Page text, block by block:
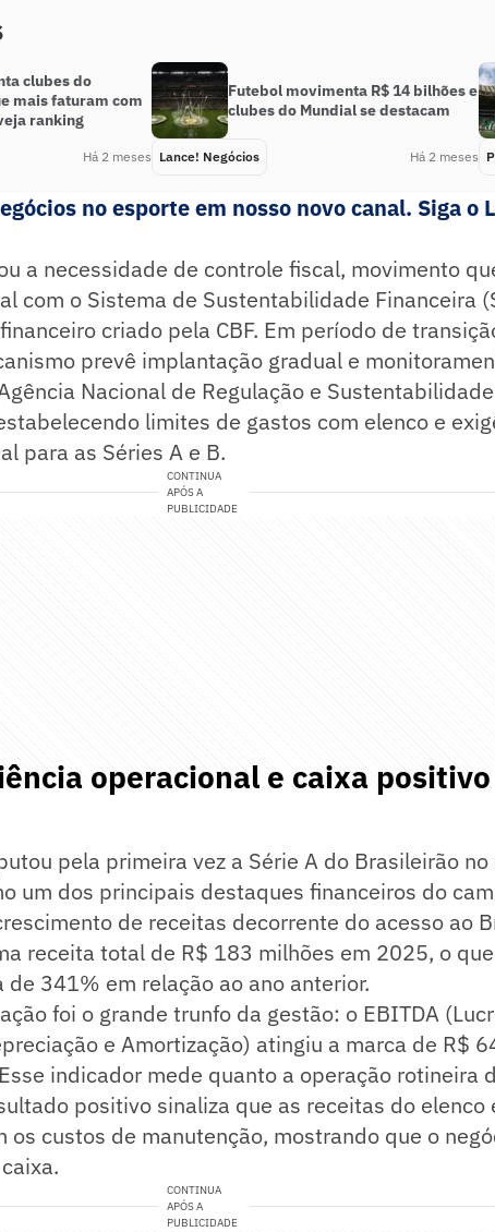
clubes do
mais faturam com
ranking
Há 2 meses
Futebol movimenta R$ 14 bilhões e
clubes do Mundial se destacam
Lance! Negócios Há 2 meses
no esporte em nosso novo canal. Siga o
a necessidade de controle fiscal, movimento
com o Sistema de Sustentabilidade Financeira
criado pela CBF. Em período de
prevê implantação gradual e
Nacional de Regulação e
limites de gastos com elenco e
para as Séries A e B.
CONTINUA
APÓS A
PUBLICIDADE
operacional e caixa
pela primeira vez a Série A do Brasileirão no
um dos principais destaques financeiros do
de receitas decorrente do acesso ao
receita total de R$ 183 milhões em 2025, o que
341% em relação ao ano anterior.
foi o grande trunfo da gestão: o EBITDA
e Amortização) atingiu a marca de R$
indicador mede quanto a operação rotineira
positivo sinaliza que as receitas do elenco
os custos de manutenção, mostrando que o
CONTINUA
APÓS A
PUBLICIDADE